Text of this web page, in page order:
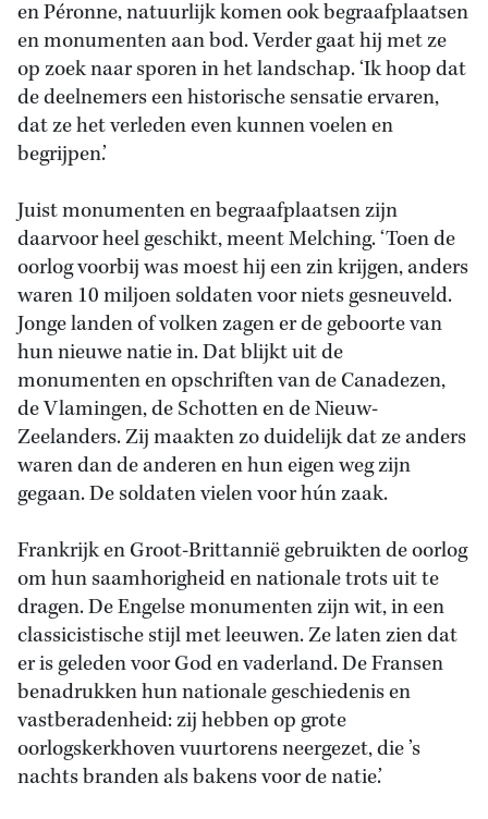
en Péronne, natuurlijk komen ook begraafplaatsen
en monumenten aan bod. Verder gaat hij met ze
op zoek naar sporen in het landschap. ‘Ik hoop dat
de deelnemers een historische sensatie ervaren,
dat ze het verleden even kunnen voelen en
begrijpen.’
Juist monumenten en begraafplaatsen zijn
daarvoor heel geschikt, meent Melching. ‘Toen de
oorlog voorbij was moest hij een zin krijgen, anders
waren 10 miljoen soldaten voor niets gesneuveld.
Jonge landen of volken zagen er de geboorte van
hun nieuwe natie in. Dat blijkt uit de
monumenten en opschriften van de Canadezen,
de Vlamingen, de Schotten en de Nieuw-
Zeelanders. Zij maakten zo duidelijk dat ze anders
waren dan de anderen en hun eigen weg zijn
gegaan. De soldaten vielen voor hún zaak.
Frankrijk en Groot-Brittannië gebruikten de oorlog
om hun saamhorigheid en nationale trots uit te
dragen. De Engelse monumenten zijn wit, in een
classicistische stijl met leeuwen. Ze laten zien dat
er is geleden voor God en vaderland. De Fransen
benadrukken hun nationale geschiedenis en
vastberadenheid: zij hebben op grote
oorlogskerkhoven vuurtorens neergezet, die ’s
nachts branden als bakens voor de natie.’